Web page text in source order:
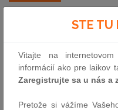
Zákon Národnej
Zbierka: 71/2022|
16.3.2022
Externí odkaz předpisu
STE TU
Vitajte na
informácií ako pre laikov
Zaregistrujte sa u nás a
Pretože si vážíme